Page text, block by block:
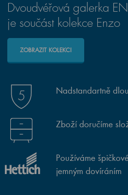
Dvoudvéřová galerka
je součást kolekce Enzo
ZOBRAZIT KOLEKCI
Nadstandartně
Zboží doručíme
Používáme
jemným dovíráním